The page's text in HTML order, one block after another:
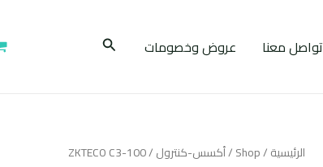
تواصل معنا عروض وخصومات البحث
الرئيسية/
Shop
/أكسس-كنترول/ ZKTECO C3-100